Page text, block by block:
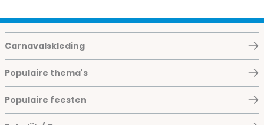
Carnavalskleding
Populaire thema's
Populaire feesten